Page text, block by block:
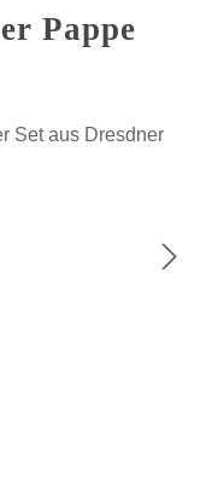
Pappe